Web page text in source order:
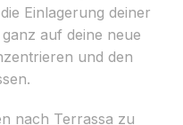
Einlagerung deiner
auf deine neue
und den
nach Terrassa zu